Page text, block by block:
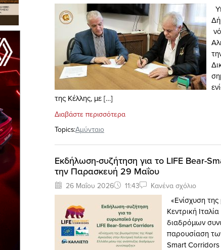
της Κέλλης, με […]
Διαβάστε περισσότερα
Topics:Αμύνταιο
Εκδήλωση-συζήτηση για το LIFE Bear-
την Παρασκευή 29 Μαΐου
26 Μαΐου 2026 11:43 Κανένα σχόλιο
«Ενίσχυση
Κεντρική
διαδρόμων
παρουσίαση
Smart